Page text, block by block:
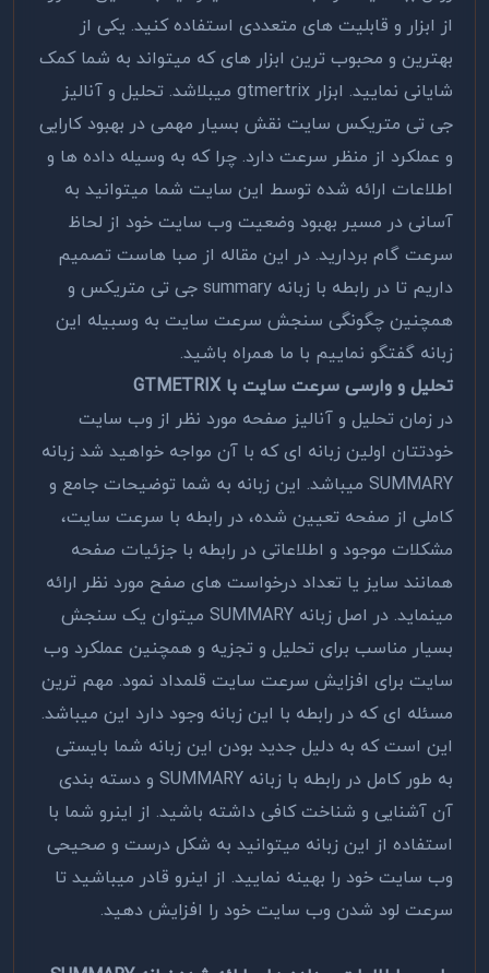
از ابزار و قابلیت های متعددی استفاده کنید. یکی از
بهترین و محبوب ترین ابزار های که میتواند به شما کمک
شایانی نمایید. ابزار gtmertrix میبلاشد. تحلیل و آنالیز
جی تی متریکس سایت نقش بسیار مهمی در بهبود کارایی
و عملکرد از منظر سرعت دارد. چرا که به وسیله داده ها و
اطلاعات ارائه شده توسط این سایت شما میتوانید به
آسانی در مسیر بهبود وضعیت وب سایت خود از لحاظ
سرعت گام بردارید. در این مقاله از صبا هاست تصمیم
داریم تا در رابطه با زبانه summary جی تی متریکس و
همچنین چگونگی سنجش سرعت سایت به وسبیله این
زبانه گفتگو نماییم با ما همراه باشید.
تحلیل و وارسی سرعت سایت با GTMETRIX
در زمان تحلیل و آنالیز صفحه مورد نظر از وب سایت
خودتتان اولین زبانه ای که با آن مواجه خواهید شد زبانه
SUMMARY میباشد. این زبانه به شما توضیحات جامع و
کاملی از صفحه تعیین شده، در رابطه با سرعت سایت،
مشکلات موجود و اطلاعاتی در رابطه با جزئیات صفحه
همانند سایز یا تعداد درخواست های صفح مورد نظر ارائه
مینماید. در اصل زبانه SUMMARY میتوان یک سنجش
بسیار مناسب برای تحلیل و تجزیه و همچنین عملکرد وب
سایت برای افزایش سرعت سایت قلمداد نمود. مهم ترین
مسئله ای که در رابطه با این زبانه وجود دارد این میباشد.
این است که به دلیل جدید بودن این زبانه شما بایستی
به طور کامل در رابطه با زبانه SUMMARY و دسته بندی
آن آشنایی و شناخت کافی داشته باشید. از اینرو شما با
استفاده از این زبانه میتوانید به شکل درست و صحیحی
وب سایت خود را بهینه نمایید. از اینرو قادر میباشید تا
سرعت لود شدن وب سایت خود را افزایش دهید.